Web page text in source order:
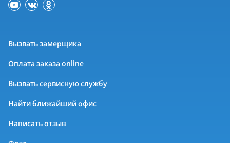
Вызвать замерщика
Оплата заказа online
Вызвать сервисную службу
Найти ближайший офис
Написать отзыв